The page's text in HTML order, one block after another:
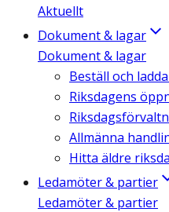
Aktuellt
Dokument & lagar
Dokument & lagar
Beställ och
Riksdagens
Allmänna
Hitta äldre
Ledamöter & partier
Ledamöter & partier